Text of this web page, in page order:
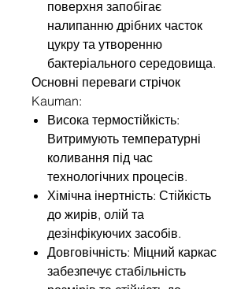
поверхня запобігає
налипанню дрібних часток
цукру та утворенню
бактеріального середовища.
Основні переваги стрічок
Kauman:
Висока термостійкість:
Витримують температурні
коливання під час
технологічних процесів.
Хімічна інертність: Стійкість
до жирів, олій та
дезінфікуючих засобів.
Довговічність: Міцний каркас
забезпечує стабільність